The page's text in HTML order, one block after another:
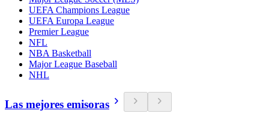
UEFA Champions League
UEFA Europa League
Premier League
NFL
NBA Basketball
Major League Baseball
NHL
Las mejores emisoras